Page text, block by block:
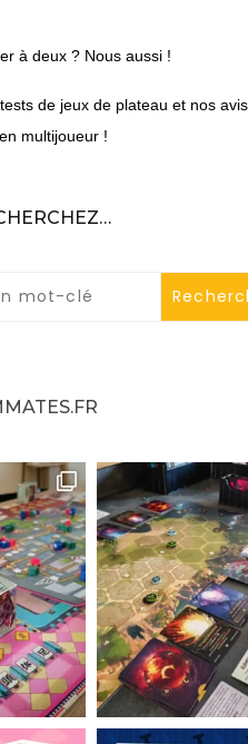
à deux ? Nous aussi !
de jeux de plateau et nos
multijoueur !